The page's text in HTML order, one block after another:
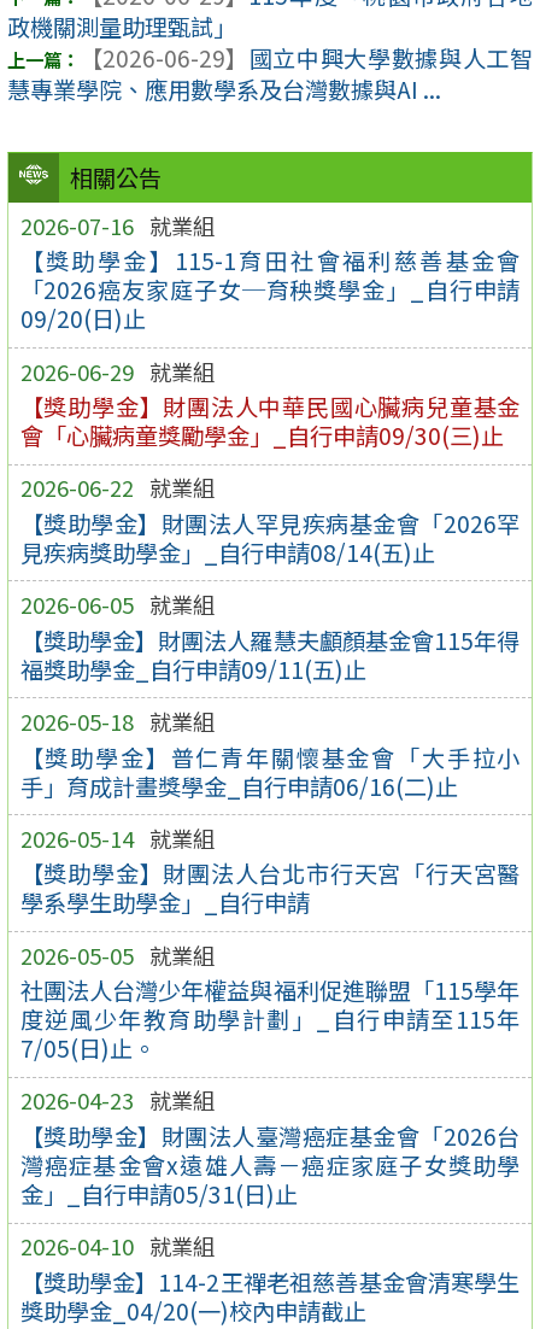
相關公告
2026-07-16 就業組
【獎助學金】115-1育田社會福利慈善基金會
「2026癌友家庭子女─育秧獎學金」_自行申請
09/20(日)止
2026-06-29 就業組
【獎助學金】財團法人中華民國心臟病兒童基金
會「心臟病童獎勵學金」_自行申請09/30(三)止
2026-06-22 就業組
【獎助學金】財團法人罕見疾病基金會「2026罕
見疾病獎助學金」_自行申請08/14(五)止
2026-06-05 就業組
【獎助學金】財團法人羅慧夫顱顏基金會115年得
福獎助學金_自行申請09/11(五)止
2026-05-18 就業組
【獎助學金】普仁青年關懷基金會「大手拉小
手」育成計畫獎學金_自行申請06/16(二)止
2026-05-14 就業組
【獎助學金】財團法人台北市行天宮「行天宮醫
學系學生助學金」_自行申請
2026-05-05 就業組
社團法人台灣少年權益與福利促進聯盟「115學年
度逆風少年教育助學計劃」_自行申請至115年
7/05(日)止。
2026-04-23 就業組
【獎助學金】財團法人臺灣癌症基金會「2026台
灣癌症基金會x遠雄人壽－癌症家庭子女獎助學
金」_自行申請05/31(日)止
2026-04-10 就業組
【獎助學金】114-2王禪老祖慈善基金會清寒學生
獎助學金_04/20(一)校內申請截止
政機關測量助理甄試」
【2026-06-29】 國立中興大學數據與人工智
慧專業學院、應用數學系及台灣數據與AI ...